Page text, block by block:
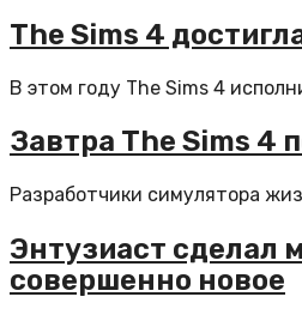
The Sims 4
В этом году The Sims 4
Завтра The Sims 4
Разработчики симулятора
Энтузиаст сделал
совершенно новое